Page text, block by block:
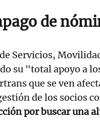
de
Servicios,
su "total apoyo a
que se ven
de los socios
por buscar una